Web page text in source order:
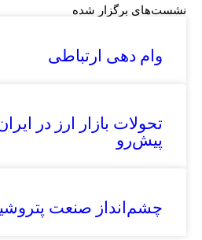
نشست‌های برگزار شده
وام دهی ارتباطی
تحولات بازار ارز در
پیش‌رو
چشم‌انداز صنعت